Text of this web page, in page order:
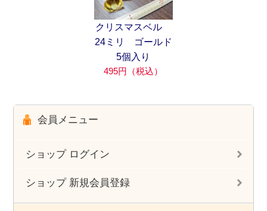
クリスマスベル
24ミリ ゴールド
5個入り
495円（税込）
会員メニュー
ショップ ログイン
ショップ 新規会員登録